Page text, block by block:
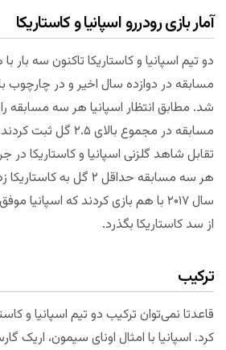
آمار بازی رودررو اسپانیا و کاستاریکا
دو تیم اسپانیا و کاستاریکا تاکنون سه
مسابقه در دوازده سال اخیر و در چارچوب
شد. مطابق انتظار اسپانیا هر سه
مسابقه در مجموع
تقابل شاهد گلزنی اسپانیا و کاستاریکا در
هر سه مسابقه حداقل ۲ گل
سال ۲۰۱۷ با هم بازی کردند که
از سد کاستاریکا بگذرد.
ترکیب
قاعدتا نمی‌توان ترکیب دو تیم اسپانیا و
کرد. اسپانیا با امثال اونای سیمون، اریک